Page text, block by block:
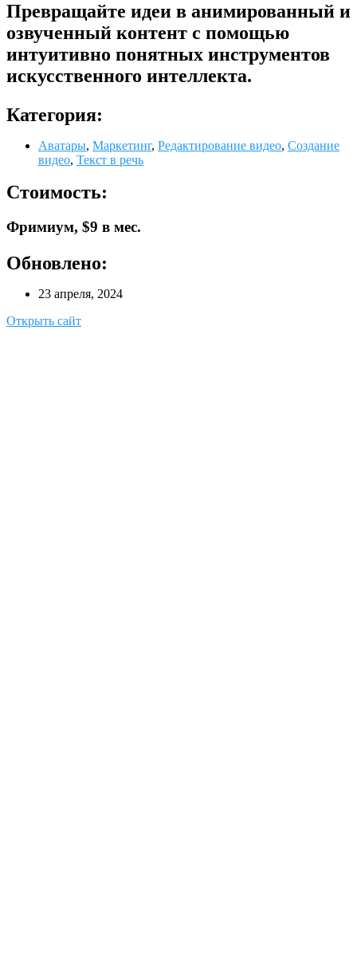
Превращайте идеи в анимированный и
озвученный контент с помощью
интуитивно понятных инструментов
искусственного интеллекта.
Категория:
Аватары, Маркетинг, Редактирование видео, Создание
видео, Текст в речь
Стоимость:
Фримиум, $9 в мес.
Обновлено:
23 апреля, 2024
Открыть сайт